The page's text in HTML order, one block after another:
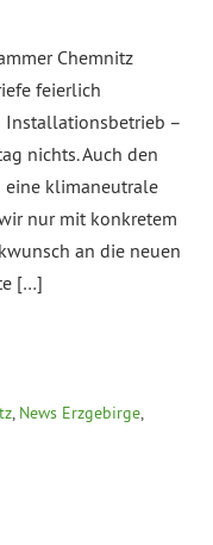
Chemnitz
feierlich
Installationsbetrieb –
nichts. Auch den
klimaneutrale
nur mit konkretem
an die neuen
[…]
, News Erzgebirge,